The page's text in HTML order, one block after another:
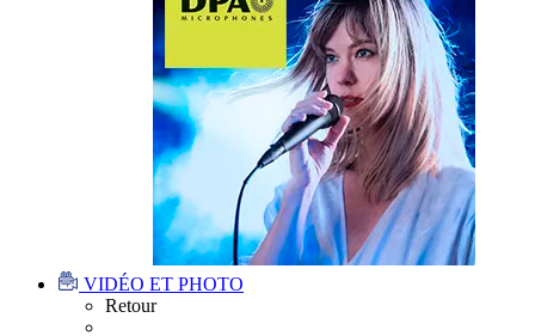
VIDÉO ET PHOTO
Retour